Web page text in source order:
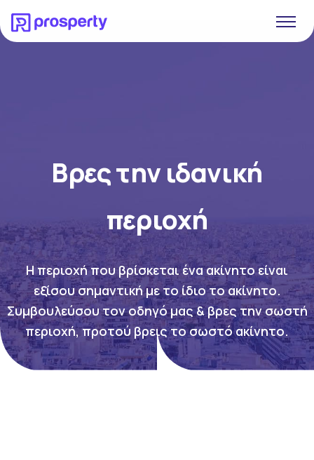
Βρες την ιδανική
περιοχή
Η περιοχή που βρίσκεται ένα ακίνητο είναι
εξίσου σημαντική με το ίδιο το ακίνητο.
Συμβουλεύσου τον οδηγό μας & βρες την σωστή
περιοχή, προτού βρεις το σωστό ακίνητο.